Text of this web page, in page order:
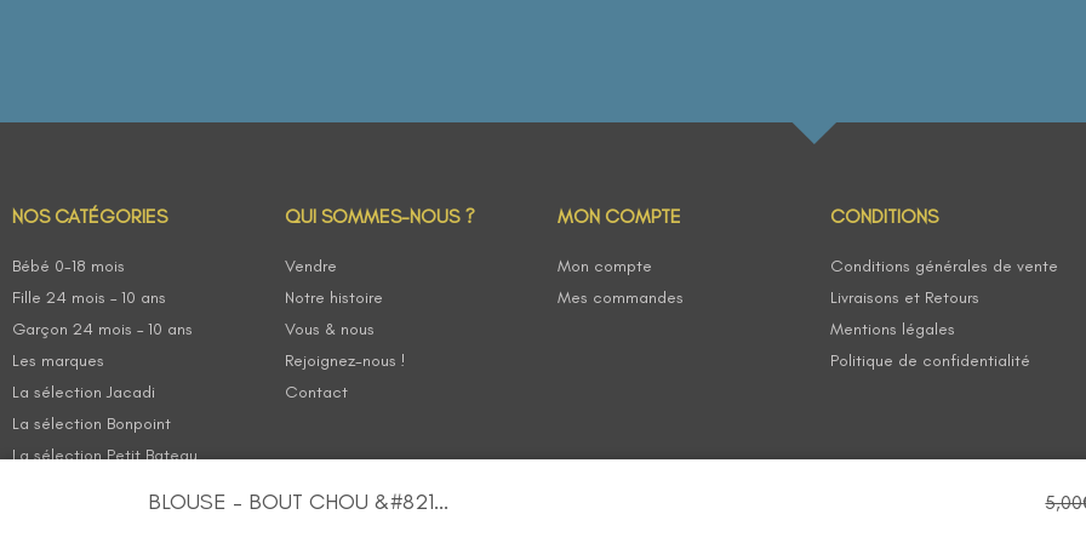
BLOUSE – BOUT CHOU &#821... 5,00
NOS CATÉGORIES
Bébé 0-18 mois
Fille 24 mois – 10 ans
Garçon 24 mois – 10 ans
Les marques
La sélection Jacadi
La sélection Bonpoint
La sélection Petit Bateau
QUI SOMMES-NOUS ?
Vendre
Notre histoire
Vous & nous
Rejoignez-nous !
Contact
MON COMPTE
Mon compte
Mes commandes
CONDITIONS
Conditions générales de vente
Livraisons et Retours
Mentions légales
Politique de confidentialité